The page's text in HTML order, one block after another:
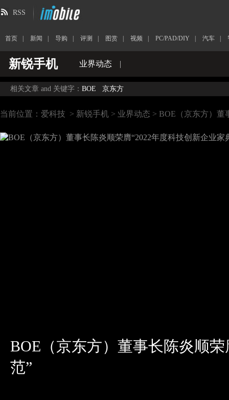
RSS
首页 新闻 导购 评测 图赏 视频 PC/PAD/DIY 汽车
新锐手机 业界动态 |
相关文章 and 关键字： BOE 京东方
当前位置： 爱科技 > 新锐手机 > 业界动态 > BOE（京东方）董
BOE（京东方）董事长陈炎顺
范”